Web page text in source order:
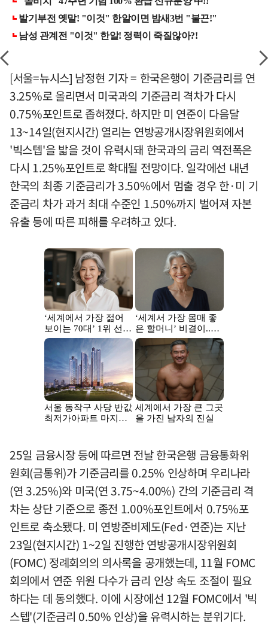
[서울=뉴시스] 남정현 기자 = 한국은행이 기준금리를 연
3.25%로 올리면서 미국과의 기준금리 격차가 다시
0.75%포인트로 좁혀졌다. 하지만 미 연준이 다음달
13~14일(현지시간) 열리는 연방공개시장위원회에서
'빅스텝'을 밟을 것이 유력시돼 한국과의 금리 역전폭은
다시 1.25%포인트로 확대될 전망이다. 일각에선 내년
한국의 최종 기준금리가 3.50%에서 멈출 경우 한·미 기
준금리 차가 과거 최대 수준인 1.50%까지 벌어져 자본
유출 등에 따른 피해를 우려하고 있다.
25일 금융시장 등에 따르면 전날 한국은행 금융통화위
원회(금통위)가 기준금리를 0.25% 인상하며 우리나라
(연 3.25%)와 미국(연 3.75~4.00%) 간의 기준금리 격
차는 상단 기준으로 종전 1.00%포인트에서 0.75%포
인트로 축소됐다. 미 연방준비제도(Fed·연준)는 지난
23일(현지시간) 1~2일 진행한 연방공개시장위원회
(FOMC) 정례회의의 의사록을 공개했는데, 11월 FOMC
회의에서 연준 위원 다수가 금리 인상 속도 조절이 필요
하다는 데 동의했다. 이에 시장에선 12월 FOMC에서 '빅
스텝'(기준금리 0.50% 인상)을 유력시하는 분위기다.